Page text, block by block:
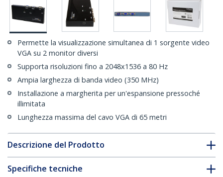
Permette la visualizzazione simultanea di 1 sorgente video
VGA su 2 monitor diversi
Supporta risoluzioni fino a 2048x1536 a 80 Hz
Ampia larghezza di banda video (350 MHz)
Installazione a margherita per un'espansione pressoché
illimitata
Lunghezza massima del cavo VGA di 65 metri
Descrizione del Prodotto
Specifiche tecniche